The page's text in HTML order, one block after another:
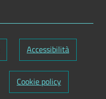
Accessibilità
Cookie policy